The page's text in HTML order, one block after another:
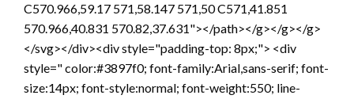
C570.966,59.17 571,58.147 571,50 C571,41.851
570.966,40.831 570.82,37.631"></path></g></g></g>
</svg></div><div style="padding-top: 8px;"> <div
style=" color:#3897f0; font-family:Arial,sans-serif; font-
size:14px; font-style:normal; font-weight:550; line-